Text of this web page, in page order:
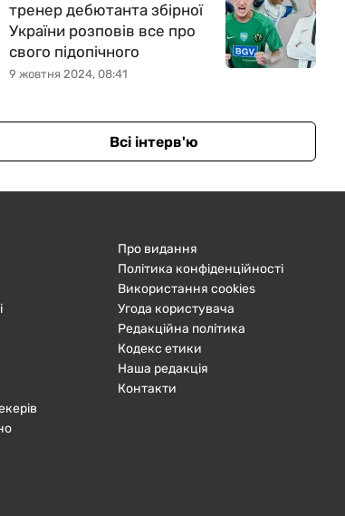
9 жовтня 2024, 08:41
тренер дебютанта збірної
України розповів все про
свого підопічного
Всі інтерв'ю
Про видання
Політика конфіденційності
Використання cookies
Угода користувача
Редакційна політика
Кодекс етики
Наша редакція
Контакти